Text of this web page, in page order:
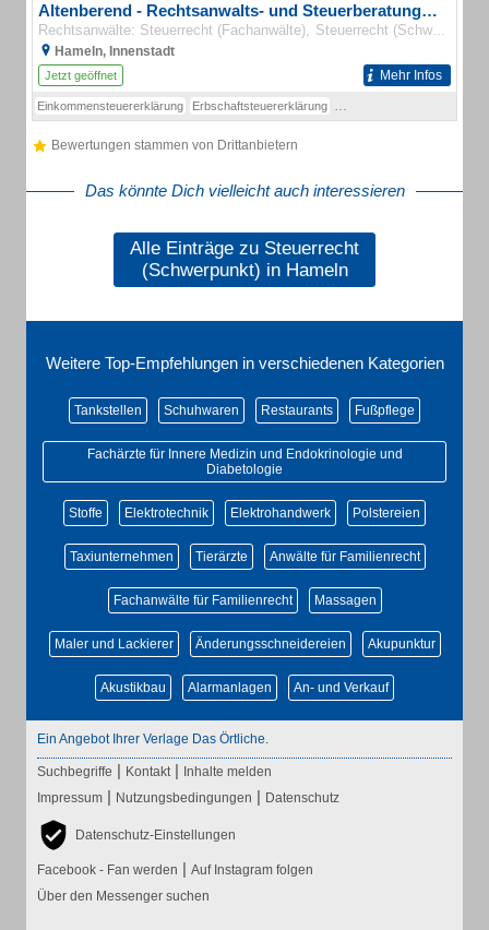
Altenberend - Rechtsanwalts- und Steuerberatungskanzlei - Fachanwalt für Steuerrecht
Rechtsanwälte: Steuerrecht (Fachanwälte) Steuerrecht (Schwerpunkt)
Hameln, Innenstadt
Jetzt geöffnet Mehr Infos
Einkommensteuererklärung Erbschaftsteuererklärung
Bewertungen stammen von Drittanbietern
Das könnte Dich vielleicht auch interessieren
Alle Einträge zu Steuerrecht
(Schwerpunkt) in Hameln
Weitere Top-Empfehlungen in verschiedenen Kategorien
Tankstellen Schuhwaren Restaurants Fußpflege
Fachärzte für Innere Medizin und Endokrinologie und
Diabetologie
Stoffe Elektrotechnik Elektrohandwerk Polstereien
Taxiunternehmen Tierärzte Anwälte für Familienrecht
Fachanwälte für Familienrecht Massagen
Maler und Lackierer Änderungsschneidereien Akupunktur
Akustikbau Alarmanlagen An- und Verkauf
Ein Angebot Ihrer Verlage Das Örtliche.
Suchbegriffe | Kontakt | Inhalte melden
Impressum | Nutzungsbedingungen | Datenschutz
Datenschutz-Einstellungen
Facebook - Fan werden | Auf Instagram folgen
Über den Messenger suchen